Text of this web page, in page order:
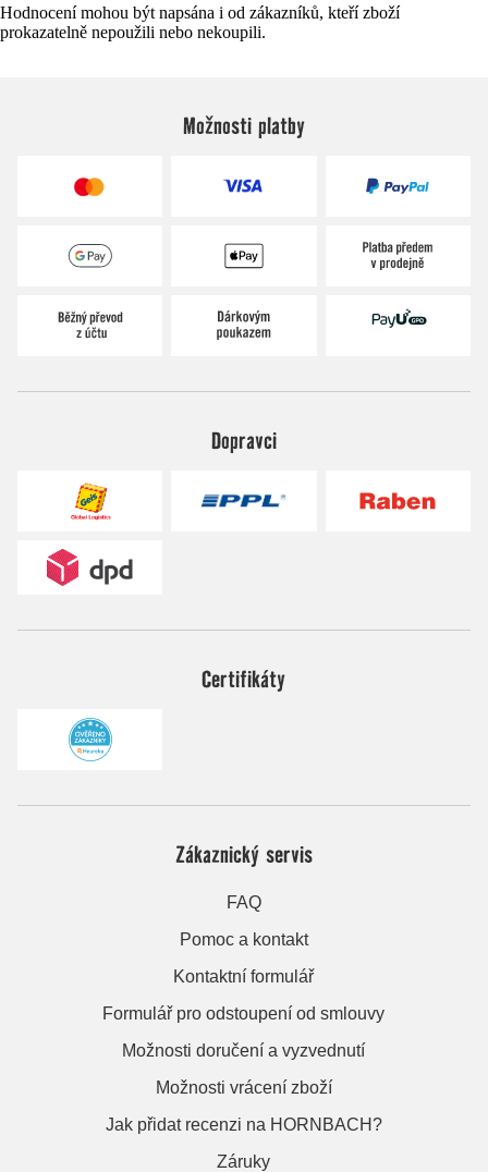
Hodnocení mohou být napsána i od zákazníků, kteří zboží
prokazatelně nepoužili nebo nekoupili.
Možnosti platby
Dopravci
Certifikáty
Zákaznický servis
FAQ
Pomoc a kontakt
Kontaktní formulář
Formulář pro odstoupení od smlouvy
Možnosti doručení a vyzvednutí
Možnosti vrácení zboží
Jak přidat recenzi na HORNBACH?
Záruky